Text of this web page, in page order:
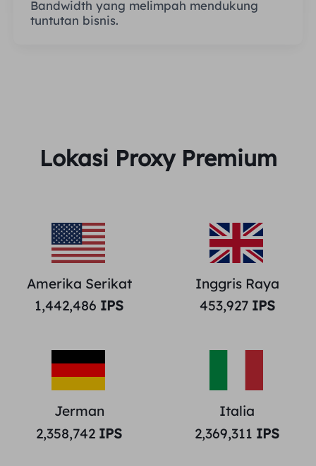
Bandwidth yang melimpah mendukung
tuntutan bisnis.
Lokasi Proxy Premium
Amerika Serikat
1,442,486 IPS
Inggris Raya
453,927IPS
Jerman
2,358,742 IPS
Italia
2,369,311 IPS